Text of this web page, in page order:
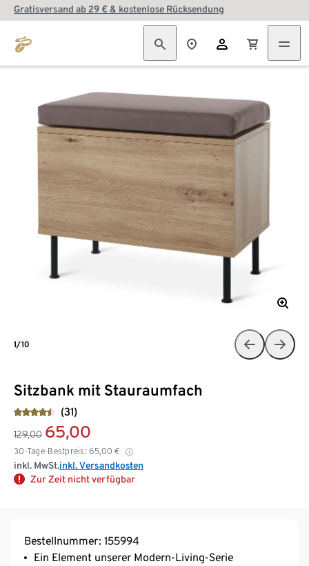
Gratisversand ab 29 € & kostenlose Rücksendung
Sitzbank mit Stauraumfach
(31)
129,00 65,00
30-Tage-Bestpreis: 65,00 €
inkl. MwSt.inkl. Versandkosten
Zur Zeit nicht verfügbar
1/10
Bestellnummer: 155994
Ein Element unserer Modern-Living-Serie